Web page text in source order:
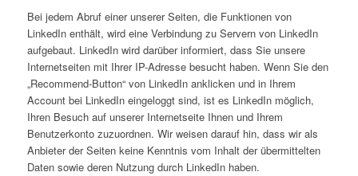
Bei jedem Abruf einer unserer Seiten, die Funktionen von
LinkedIn enthält, wird eine Verbindung zu Servern von LinkedIn
aufgebaut. LinkedIn wird darüber informiert, dass Sie unsere
Internetseiten mit Ihrer IP-Adresse besucht haben. Wenn Sie den
„Recommend-Button“ von LinkedIn anklicken und in Ihrem
Account bei LinkedIn eingeloggt sind, ist es LinkedIn möglich,
Ihren Besuch auf unserer Internetseite Ihnen und Ihrem
Benutzerkonto zuzuordnen. Wir weisen darauf hin, dass wir als
Anbieter der Seiten keine Kenntnis vom Inhalt der übermittelten
Daten sowie deren Nutzung durch LinkedIn haben.